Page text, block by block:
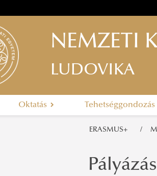
NEMZETI
LUDOVIKA
Oktatás Tehetséggondozás
ERASMUS+